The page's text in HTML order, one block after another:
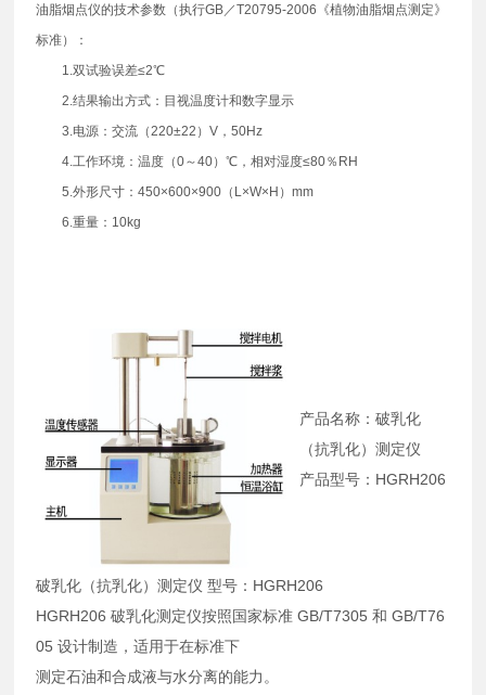
油脂烟点仪的技术参数（执行GB／T20795-2006《植物油脂烟点测定》
标准）：
1.双试验误差≤2℃
2.结果输出方式：目视温度计和数字显示
3.电源：交流（220±22）V，50Hz
4.工作环境：温度（0～40）℃，相对湿度≤80％RH
5.外形尺寸：450×600×900（L×W×H）mm
6.重量：10kg
产品名称：破乳化
（抗乳化）测定仪
产品型号：HGRH206
破乳化（抗乳化）测定仪 型号：HGRH206
HGRH206 破乳化测定仪按照国家标准 GB/T7305 和 GB/T76
05 设计制造，适用于在标准下
测定石油和合成液与水分离的能力。